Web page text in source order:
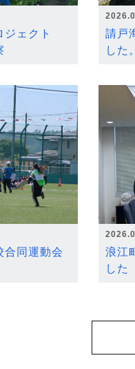
ジェクト
請戸
した。
合同運動会
浪江
した